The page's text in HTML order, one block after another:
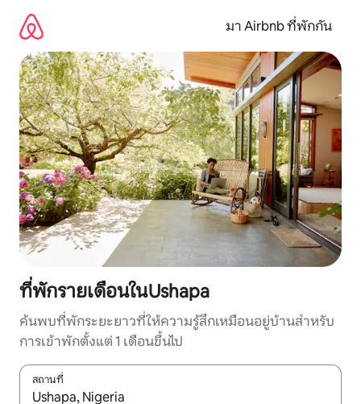
เนื้อหา
มา Airbnb ที่พักกัน
ที่พักรายเดือนในUshapa
ค้นพบที่พักระยะยาวที่ให้ความรู้สึกเหมือนอยู่บ้านสำหรับ
การเข้าพักตั้งแต่ 1 เดือนขึ้นไป
สถานที่
ใช้ลูกศรขึ้นลง หรือใช้การสัมผัสหรือปัด เพื่อสำรวจผลการค้นหา